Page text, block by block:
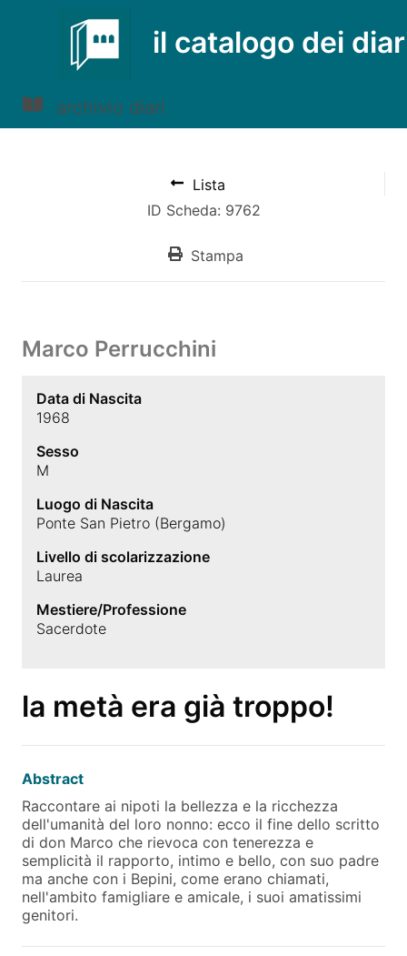
il catalogo dei
archivio diari
Lista
ID Scheda: 9762
Stampa
Marco Perrucchini
Data di Nascita
1968
Sesso
M
Luogo di Nascita
Ponte San Pietro (Bergamo)
Livello di scolarizzazione
Laurea
Mestiere/Professione
Sacerdote
la metà era già troppo!
Abstract
Raccontare ai nipoti la bellezza e la ricchezza
dell'umanità del loro nonno: ecco il fine dello scritto
di don Marco che rievoca con tenerezza e
semplicità il rapporto, intimo e bello, con suo padre
ma anche con i Bepini, come erano chiamati,
nell'ambito famigliare e amicale, i suoi amatissimi
genitori.